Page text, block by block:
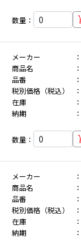
数量：
メーカー
商品名
品番
税別価格（税込）
在庫
納期
数量：
メーカー
商品名
品番
税別価格（税込）
在庫
納期